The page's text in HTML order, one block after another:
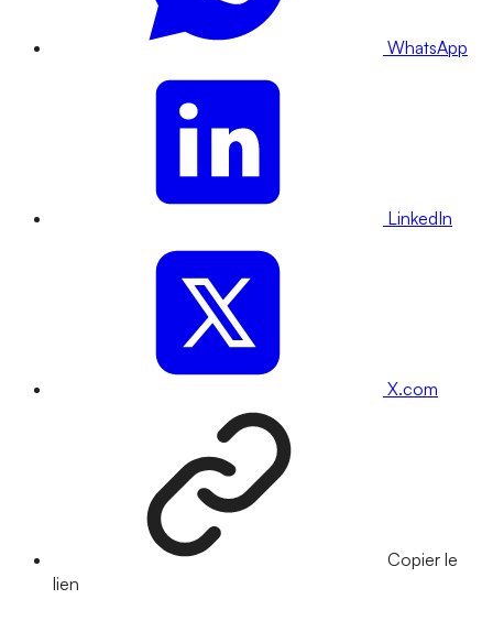
WhatsApp
LinkedIn
X.com
Copier le
lien